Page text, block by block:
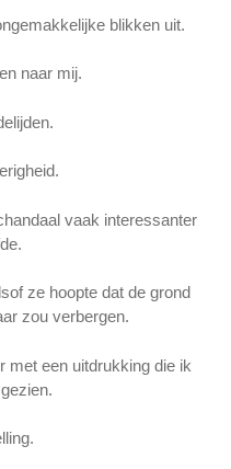
blikken uit.
naar mij.
vaak interessanter
ze hoopte dat de grond
zou verbergen.
met een uitdrukking die ik